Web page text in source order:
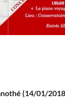
(14/01/